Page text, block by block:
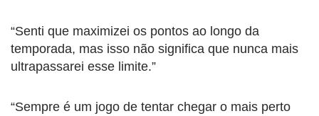
“Senti que maximizei os pontos ao longo da
temporada, mas isso não significa que nunca mais
ultrapassarei esse limite.”
“Sempre é um jogo de tentar chegar o mais perto